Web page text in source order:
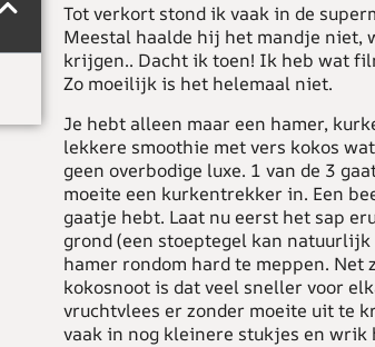
Tot verkort stond ik vaak in de
Meestal haalde hij het mandje niet,
krijgen.. Dacht ik toen! Ik heb wat
Zo moeilijk is het helemaal niet.
Je hebt alleen maar een hamer,
lekkere smoothie met vers kokos
geen overbodige luxe. 1 van de 3
moeite een kurkentrekker in. Een
gaatje hebt. Laat nu eerst het sap
grond (een stoeptegel kan
hamer rondom hard te meppen.
kokosnoot is dat veel sneller voor
vruchtvlees er zonder moeite uit te
vaak in nog kleinere stukjes en wrik